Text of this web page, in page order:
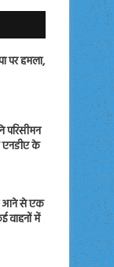
पर हमला,
परिसीमन
एनडीए के
आने से एक
वाहनों में